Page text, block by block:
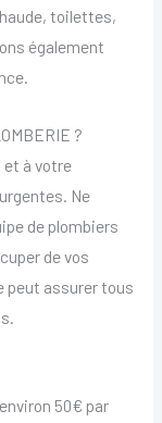
toilettes,
également
?
et à votre
Ne
de plombiers
de vos
peut assurer tous
50€ par